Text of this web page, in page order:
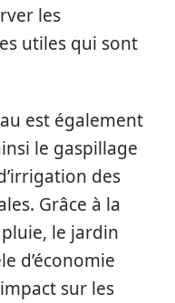
les
utiles qui sont
est également
le gaspillage
des
Grâce à la
le jardin
d’économie
sur les